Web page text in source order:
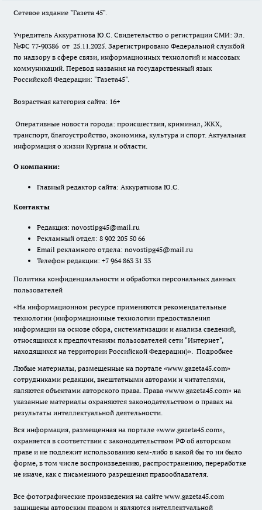
Сетевое издание "Газета 45".
Учредитель Аккуратнова Ю.С. Свидетельство о регистрации СМИ: Эл.
№ФС 77-90386 от 25.11.2025. Зарегистрировано Федеральной службой
по надзору в сфере связи, информационных технологий и массовых
коммуникаций. Перевод названия на государственный язык
Российской Федерации: "Газета45".
Возрастная категория сайта: 16+
Оперативные новости города: происшествия, криминал, ЖКХ,
транспорт, благоустройство, экономика, культура и спорт. Актуальная
информация о жизни Кургана и области.
О компании:
Главный редактор сайта: Аккуратнова Ю.С.
Контакты
Редакция: novostipg45@mail.ru
Рекламный отдел: 8 902 205 50 66
Email рекламного отдела: novostipg45@mail.ru
Телефон редакции: +7 964 863 31 33
Политика конфиденциальности и обработки персональных данных
пользователей
«На информационном ресурсе применяются рекомендательные
технологии (информационные технологии предоставления
информации на основе сбора, систематизации и анализа сведений,
относящихся к предпочтениям пользователей сети "Интернет",
находящихся на территории Российской Федерации)». Подробнее
Любые материалы, размещенные на портале «www.gazeta45.com»
сотрудниками редакции, внештатными авторами и читателями,
являются объектами авторского права. Права «www.gazeta45.com» на
указанные материалы охраняются законодательством о правах на
результаты интеллектуальной деятельности.
Вся информация, размещенная на портале «www.gazeta45.com»,
охраняется в соответствии с законодательством РФ об авторском
праве и не подлежит использованию кем-либо в какой бы то ни было
форме, в том числе воспроизведению, распространению, переработке
не иначе, как с письменного разрешения правообладателя.
Все фотографические произведения на сайте www.gazeta45.com
защищены авторским правом и являются интеллектуальной